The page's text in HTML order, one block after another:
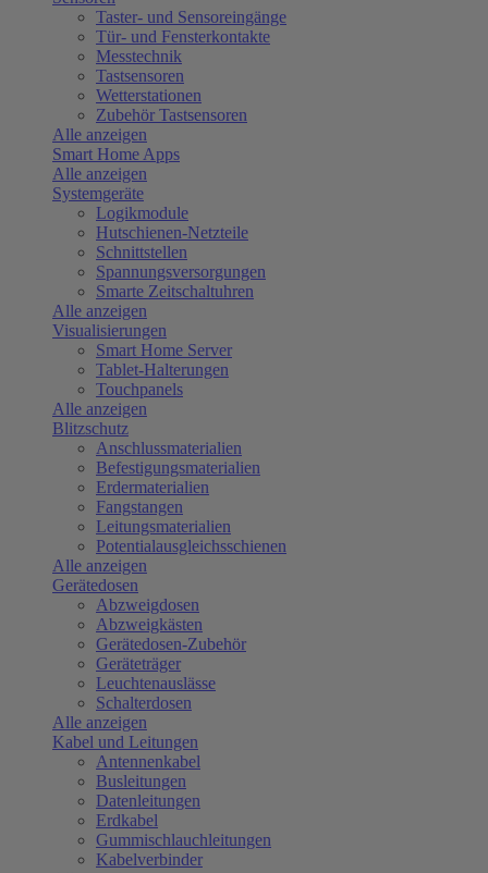
Taster- und Sensoreingänge
Tür- und Fensterkontakte
Messtechnik
Tastsensoren
Wetterstationen
Zubehör Tastsensoren
Alle anzeigen
Smart Home Apps
Alle anzeigen
Systemgeräte
Logikmodule
Hutschienen-Netzteile
Schnittstellen
Spannungsversorgungen
Smarte Zeitschaltuhren
Alle anzeigen
Visualisierungen
Smart Home Server
Tablet-Halterungen
Touchpanels
Alle anzeigen
Blitzschutz
Anschlussmaterialien
Befestigungsmaterialien
Erdermaterialien
Fangstangen
Leitungsmaterialien
Potentialausgleichsschienen
Alle anzeigen
Gerätedosen
Abzweigdosen
Abzweigkästen
Gerätedosen-Zubehör
Geräteträger
Leuchtenauslässe
Schalterdosen
Alle anzeigen
Kabel und Leitungen
Antennenkabel
Busleitungen
Datenleitungen
Erdkabel
Gummischlauchleitungen
Kabelverbinder